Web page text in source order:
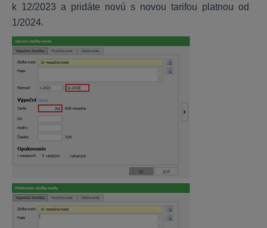
Záväzky a pohľadávky
DPH
Majetok
Sklad
Uzávierky, DPFO
Nastavenia, inštalácia
KROS aplikácie
Daňové priznania
OLYMP
Inštalácia a nastavenia programu
k 12/2023 a pridáte novú s novou tarifou platnou od
1/2024.